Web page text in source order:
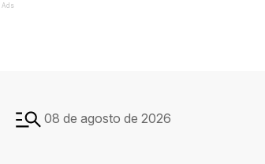
Ads
08 de agosto de 2026